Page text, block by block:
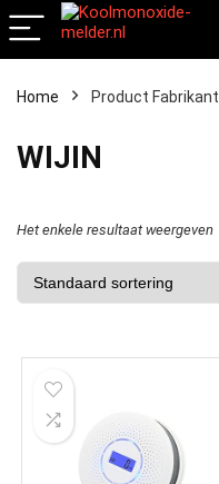
Home Product Fabrikant
‎WIJIN
Het enkele resultaat weergeven